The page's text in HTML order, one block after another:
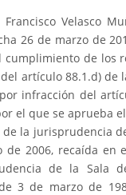
Francisco Velasco
26 de marzo de
cumplimiento de
artículo 88.1.d) de
infracción del
el que se aprueba
la jurisprudencia
de 2006, recaída
de la Sala
3 de marzo de